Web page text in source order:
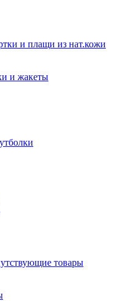
и плащи из нат.кожи
и жакеты
товары